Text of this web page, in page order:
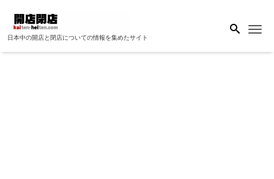
日本中の開店と閉店についての情報を集めたサイト